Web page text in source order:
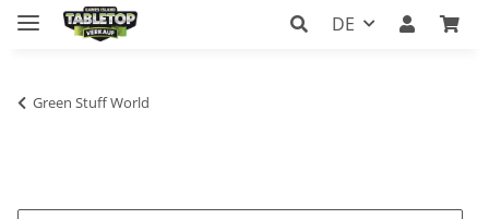
DE
Green Stuff World